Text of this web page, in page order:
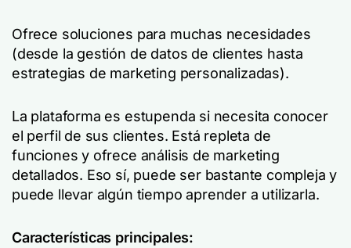
Ofrece soluciones para muchas necesidades
(desde la gestión de datos de clientes hasta
estrategias de marketing personalizadas).
La plataforma es estupenda si necesita conocer
el perfil de sus clientes. Está repleta de
funciones y ofrece análisis de marketing
detallados. Eso sí, puede ser bastante compleja y
puede llevar algún tiempo aprender a utilizarla.
Características principales: